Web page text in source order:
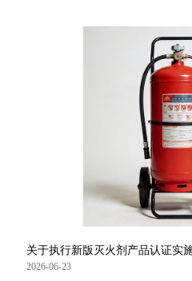
探测器部分。根据上述国家标准修订
（TC16 消防产品）的专题技术决议，
关于执行新版灭火剂产品认证实
求的通知
2026-06-23